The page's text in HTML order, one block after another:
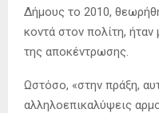
Δήμους το 2010,
κοντά στον πολίτη, ήταν
της αποκέντρωσης.
Ωστόσο, «στην πράξη,
αλληλοεπικαλύψεις